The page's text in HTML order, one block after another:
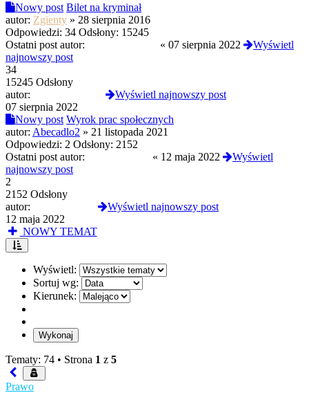
Nowy post Bilet na kryminał
autor: Zgienty » 28 sierpnia 2016
Odpowiedzi: 34 Odsłony: 15245
Ostatni post autor:
« 07 sierpnia 2022
Wyświetl
najnowszy post
34
15245 Odsłony
autor:
Wyświetl najnowszy post
07 sierpnia 2022
Nowy post Wyrok prac społecznych
autor: Abecadlo2 » 21 listopada 2021
Odpowiedzi: 2 Odsłony: 2152
Ostatni post autor:
« 12 maja 2022
Wyświetl
najnowszy post
2
2152 Odsłony
autor:
Wyświetl najnowszy post
12 maja 2022
NOWY TEMAT
Wyświetl:
Sortuj wg:
Kierunek:
Tematy: 74 • Strona 1 z 5
Prawo